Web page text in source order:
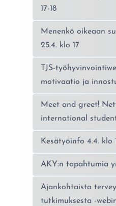
17-18
Menenkö oikeaan
25.4. klo 17
TJS-
motivaatio ja
Meet and greet!
international
Kesätyöinfo 4.4. klo
AKY:n tapahtumia
Ajankohtaista
tutkimuksesta -